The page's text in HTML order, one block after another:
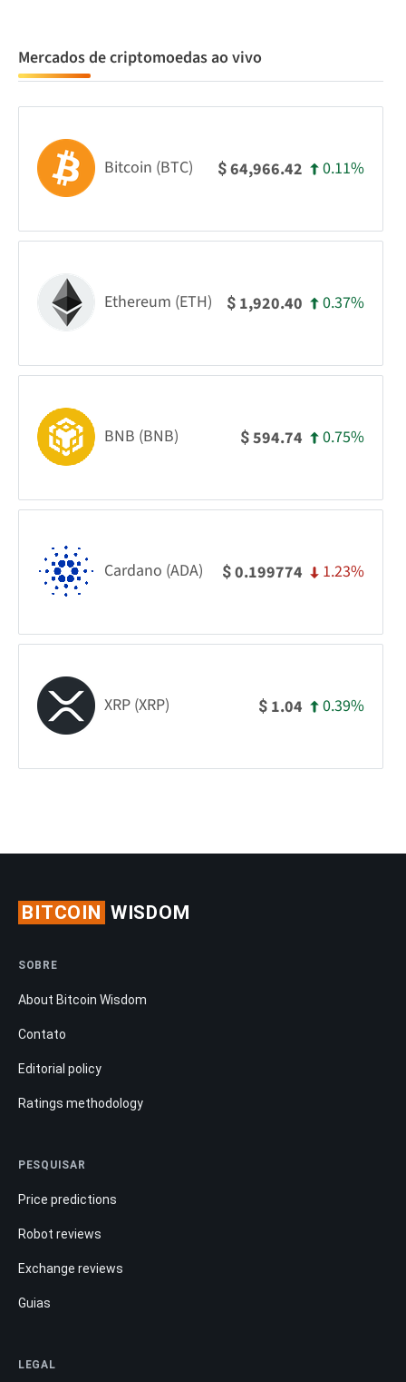
Mercados de criptomoedas ao vivo
Bitcoin (BTC) $64,966.42 0.11%
Ethereum (ETH) $ 1,920.40 0.37%
BNB (BNB) $594.74 0.75%
Cardano (ADA) $0.199774 1.23%
XRP (XRP) $ 1.04 0.39%
BITCOIN WISDOM
SOBRE
About Bitcoin Wisdom
Contato
Editorial policy
Ratings methodology
PESQUISAR
Price predictions
Robot reviews
Exchange reviews
Guias
LEGAL